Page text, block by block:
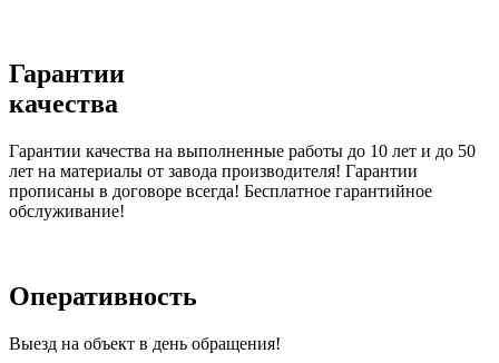
Гарантии
качества
Гарантии качества на выполненные работы до 10 лет и до 50
лет на материалы от завода производителя! Гарантии
прописаны в договоре всегда! Бесплатное гарантийное
обслуживание!
Оперативность
Выезд на объект в день обращения!